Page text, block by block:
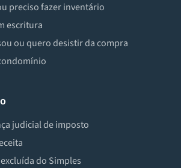
preciso fazer inventário
escritura
ou quero desistir da compra
judicial de imposto
do Simples